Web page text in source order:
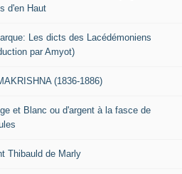
d'en Haut
Les dicts des Lacédémoniens
par Amyot)
(1836-1886)
et Blanc ou d'argent à la fasce de
Thibauld de Marly